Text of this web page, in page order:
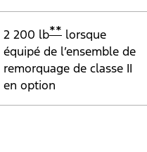
2 200 lb** lorsque
équipé de l’ensemble de
remorquage de classe II
en option